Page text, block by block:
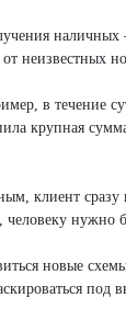
в течение
крупная
клиент
нужно
новые